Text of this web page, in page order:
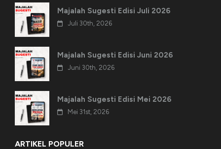
Majalah Sugesti Edisi Juli 2026
Juli 30th, 2026
Majalah Sugesti Edisi Juni 2026
Juni 30th, 2026
Majalah Sugesti Edisi Mei 2026
Mei 31st, 2026
ARTIKEL POPULER